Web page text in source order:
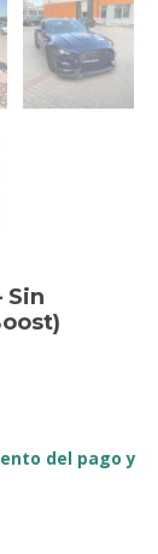
Sin
del pago y